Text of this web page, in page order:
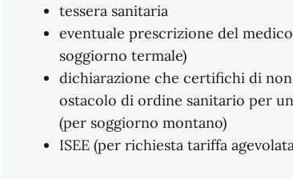
tessera sanitaria
eventuale prescrizione del
soggiorno termale)
dichiarazione che certifichi di
ostacolo di ordine sanitario per
(per soggiorno montano)
ISEE (per richiesta tariffa